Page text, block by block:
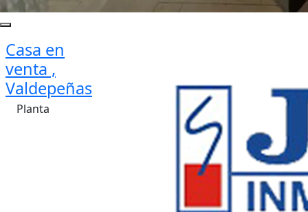
Casa en
venta ,
Valdepeñas
Planta